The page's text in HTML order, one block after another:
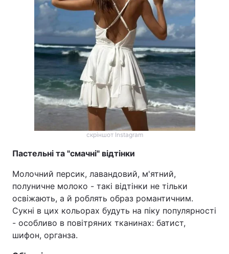
скріншот Instagram
Пастельні та "смачні" відтінки
Молочний персик, лавандовий, м'ятний,
полуничне молоко - такі відтінки не тільки
освіжають, а й роблять образ романтичним.
Сукні в цих кольорах будуть на піку популярності
- особливо в повітряних тканинах: батист,
шифон, органза.